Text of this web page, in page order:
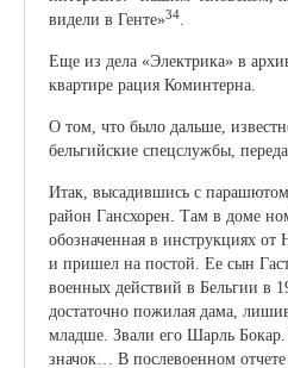
видели в Генте»34.
Еще из дела «Электрика» в
квартире рация Коминтерна.
О том, что было дальше,
бельгийские спецслужбы,
Итак, высадившись с
район Гансхорен. Там в доме
обозначенная в инструкциях
и пришел на постой. Ее сын
военных действий в Бельгии в
достаточно пожилая дама,
младше. Звали его Шарль
значок… В послевоенном